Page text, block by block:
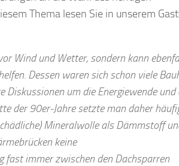
Thema lesen Sie in unserem
Wind und Wetter, sondern kann
Dessen waren sich schon viele
Diskussionen um die Energiewende und
der 90er-Jahre setzte man daher
Mineralwolle als Dämmstoff
keine
fast immer zwischen den Dachsparren